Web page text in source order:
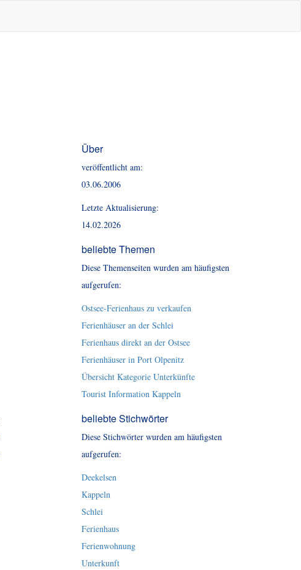
Über
veröffentlicht am:
03.06.2006
Letzte Aktualisierung:
14.02.2026
beliebte Themen
Diese Themenseiten wurden am häufigsten
aufgerufen:
Ostsee-Ferienhaus zu verkaufen
Ferienhäuser an der Schlei
Ferienhaus direkt an der Ostsee
Ferienhäuser in Port Olpenitz
Übersicht Kategorie Unterkünfte
Tourist Information Kappeln
beliebte Stichwörter
Diese Stichwörter wurden am häufigsten
aufgerufen:
Deekelsen
Kappeln
Schlei
Ferienhaus
Ferienwohnung
Unterkunft